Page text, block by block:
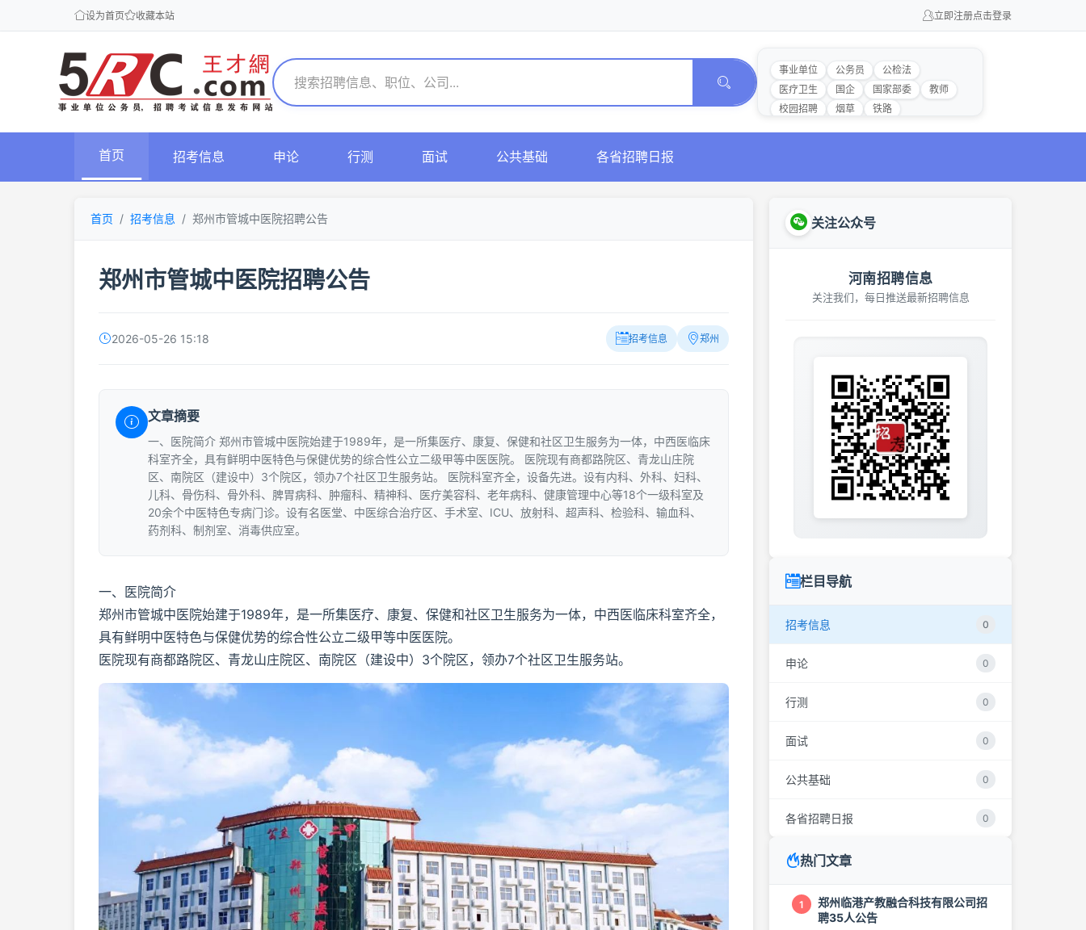
设为首页 收藏本站 立即注册点击登录
事业单位 公务员
公检法
医疗卫生
国企 国家部委
教师
校园招聘
烟草 铁路
首页 招考信息 申论 行测 面试 公共基础 各省招聘日报
首页 招考信息 郑州市管城中医院招聘公告
郑州市管城中医院招聘公告
2026-05-26 15:18 招考信息 郑州
文章摘要
一、医院简介 郑州市管城中医院始建于1989年，是一所集医疗、康复、保健和社区卫生服务为一体，中西医临床
科室齐全，具有鲜明中医特色与保健优势的综合性公立二级甲等中医医院。 医院现有商都路院区、青龙山庄院
区、南院区（建设中）3个院区，领办7个社区卫生服务站。 医院科室齐全，设备先进。设有内科、外科、妇科、
儿科、骨伤科、骨外科、脾胃病科、肿瘤科、精神科、医疗美容科、老年病科、健康管理中心等18个一级科室及
20余个中医特色专病门诊。设有名医堂、中医综合治疗区、手术室、ICU、放射科、超声科、检验科、输血科、
药剂科、制剂室、消毒供应室。
一、医院简介
郑州市管城中医院始建于1989年，是一所集医疗、康复、保健和社区卫生服务为一体，中西医临床科室齐全，
具有鲜明中医特色与保健优势的综合性公立二级甲等中医医院。
医院现有商都路院区、青龙山庄院区、南院区（建设中）3个院区，领办7个社区卫生服务站。
关注公众号
河南招聘信息
关注我们，每日推送最新招聘信息
栏目导航
招考信息 0
申论 0
行测 0
面试 0
公共基础 0
各省招聘日报 0
热门文章
1
郑州临港产教融合科技有限公司招
聘35人公告